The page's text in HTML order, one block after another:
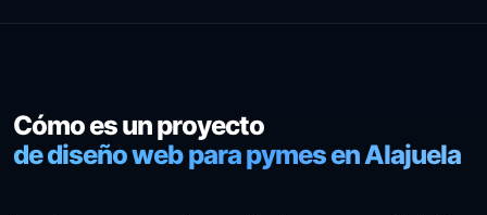
Cómo es un proyecto
de diseño web para pymes en Alajuela